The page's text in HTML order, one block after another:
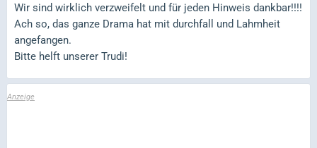
Wir sind wirklich verzweifelt und für jeden Hinweis dankbar!!!!
Ach so, das ganze Drama hat mit durchfall und Lahmheit
angefangen.
Bitte helft unserer Trudi!